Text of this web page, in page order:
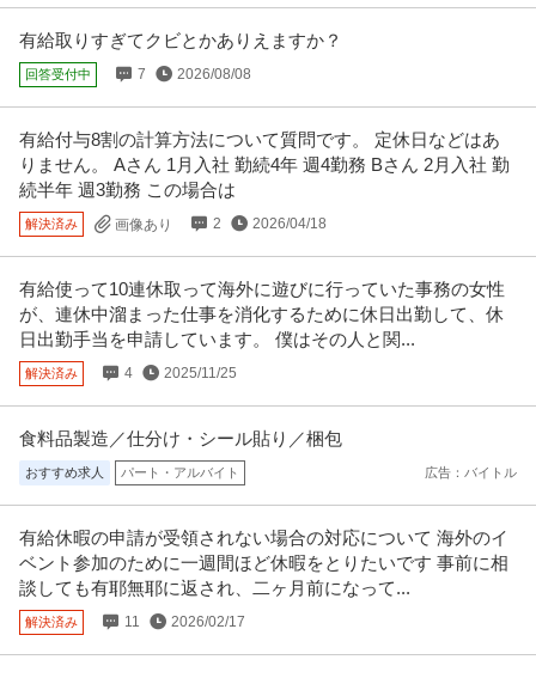
有給取りすぎてクビとかありえますか？
回答受付中 7 2026/08/08
有給付与8割の計算方法について質問です。 定休日などはあ
りません。 Aさん 1月入社 勤続4年 週4勤務 Bさん 2月入社 勤
続半年 週3勤務 この場合は
解決済み 画像あり 2 2026/04/18
有給使って10連休取って海外に遊びに行っていた事務の女性
が、連休中溜まった仕事を消化するために休日出勤して、休
日出勤手当を申請しています。 僕はその人と関...
解決済み 4 2025/11/25
食料品製造／仕分け・シール貼り／梱包
おすすめ求人 パート・アルバイト 広告：バイトル
有給休暇の申請が受領されない場合の対応について 海外のイ
ベント参加のために一週間ほど休暇をとりたいです 事前に相
談しても有耶無耶に返され、二ヶ月前になって...
解決済み 11 2026/02/17